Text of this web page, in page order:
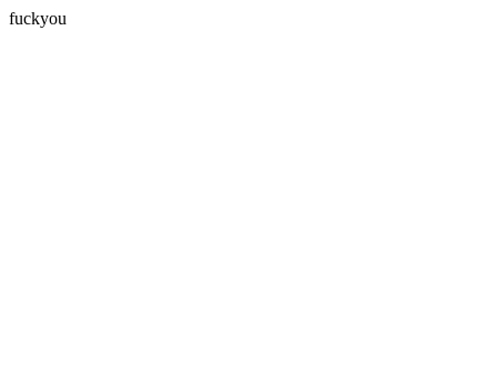
fuckyou